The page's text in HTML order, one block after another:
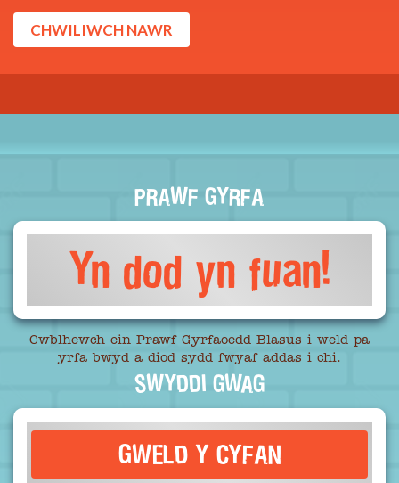
CHWILIWCH NAWR
PRAWF GYRFA
Yn dod yn fuan!
Cwblhewch ein Prawf Gyrfaoedd Blasus i weld pa
yrfa bwyd a diod sydd fwyaf addas i chi.
SWYDDI GWAG
GWELD Y CYFAN